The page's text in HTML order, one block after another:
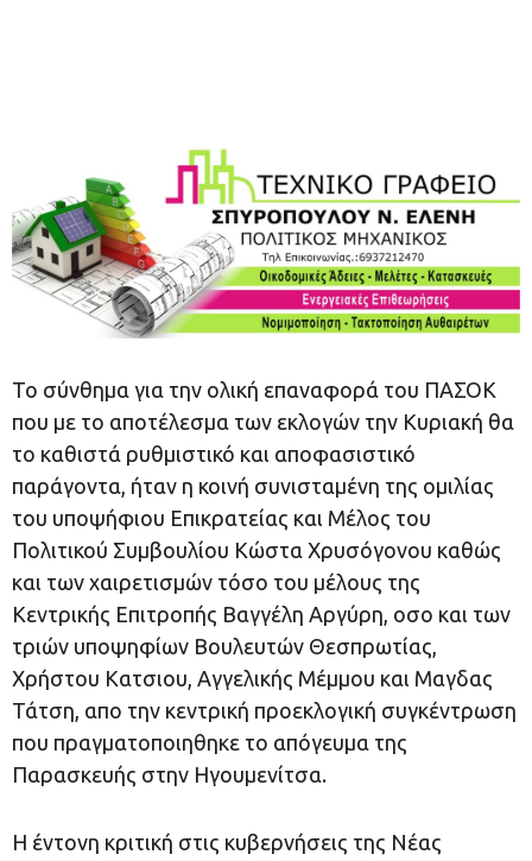
Το σύνθημα για την ολική επαναφορά του ΠΑΣΟΚ
που με το αποτέλεσμα των εκλογών την Κυριακή θα
το καθιστά ρυθμιστικό και αποφασιστικό
παράγοντα, ήταν η κοινή συνισταμένη της ομιλίας
του υποψήφιου Επικρατείας και Μέλος του
Πολιτικού Συμβουλίου Κώστα Χρυσόγονου καθώς
και των χαιρετισμών τόσο του μέλους της
Κεντρικής Επιτροπής Βαγγέλη Αργύρη, οσο και των
τριών υποψηφίων Βουλευτών Θεσπρωτίας,
Χρήστου Κατσιου, Αγγελικής Μέμμου και Μαγδας
Τάτση, απο την κεντρική προεκλογική συγκέντρωση
που πραγματοποιηθηκε το απόγευμα της
Παρασκευής στην Ηγουμενίτσα.
Η έντονη κριτική στις κυβερνήσεις της Νέας